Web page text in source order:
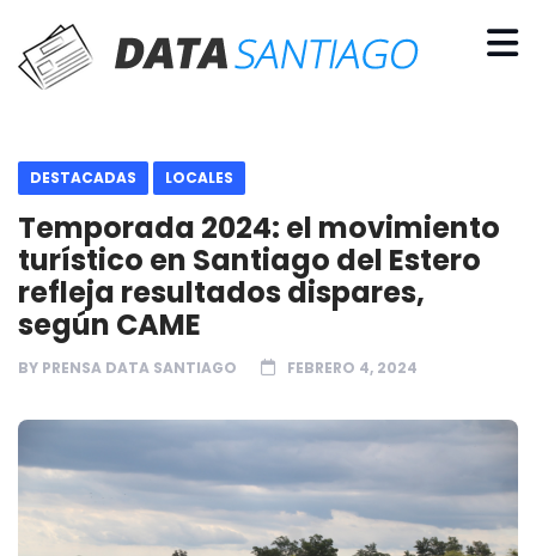
DESTACADAS LOCALES
Temporada 2024: el movimiento
turístico en Santiago del Estero
refleja resultados dispares,
según CAME
BY PRENSA DATA SANTIAGO FEBRERO 4, 2024